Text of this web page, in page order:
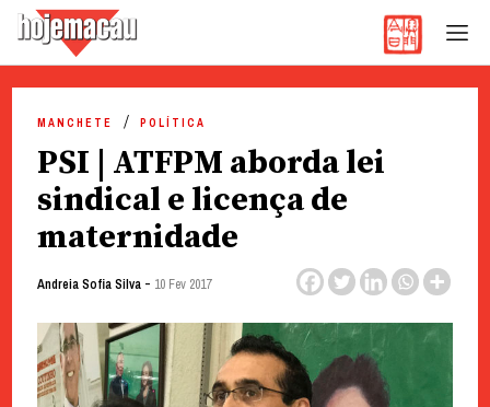
content
MANCHETE POLÍTICA
PSI | ATFPM aborda lei
sindical e licença de
maternidade
Andreia Sofia Silva- 10 Fev 2017